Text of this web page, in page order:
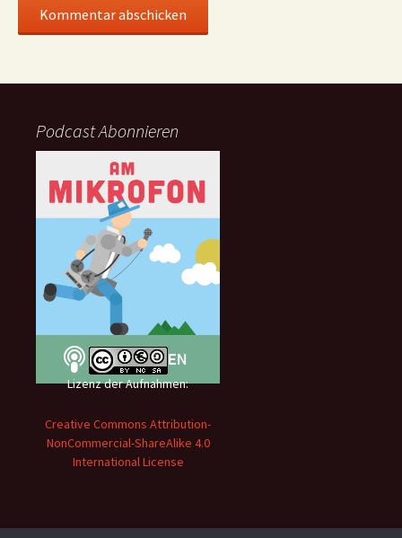
Podcast Abonnieren
Lizenz der Aufnahmen:
Creative Commons Attribution-
NonCommercial-ShareAlike 4.0
International License